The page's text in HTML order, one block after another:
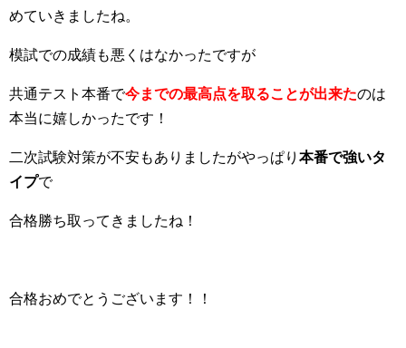
めていきましたね。
模試での成績も悪くはなかったですが
共通テスト本番で今までの最高点を取ることが出来たのは
本当に嬉しかったです！
二次試験対策が不安もありましたがやっぱり 本番で強いタ
イプで
合格勝ち取ってきましたね！
合格おめでとうございます！！